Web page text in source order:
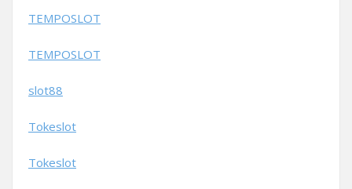
TEMPOSLOT
TEMPOSLOT
slot88
Tokeslot
Tokeslot